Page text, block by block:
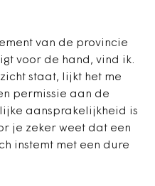
van de provincie
voor de hand, vind ik.
staat, lijkt het me
permissie aan de
aansprakelijkheid is
je zeker weet dat een
instemt met een dure